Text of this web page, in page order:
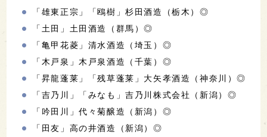
「雄東正宗」「鴎樹」杉田酒造（栃木）◎
「土田」土田酒造（群馬）◎
「亀甲花菱」清水酒造（埼玉）◎
「木戸泉」木戸泉酒造（千葉）◎
「昇龍蓬莱」「残草蓬莱」大矢孝酒造（神奈川）◎
「吉乃川」「みなも」吉乃川株式会社（新潟）◎
「吟田川」代々菊醸造（新潟）◎
「田友」高の井酒造（新潟）◎